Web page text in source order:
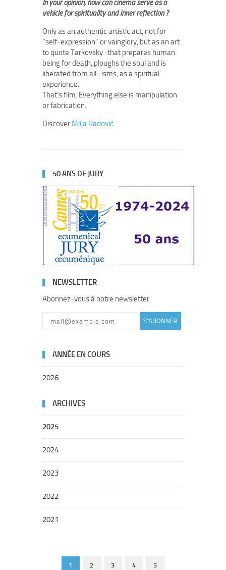
In your opinion, how can cinema serve as a
vehicle for spirituality and inner reflection ?
Only as an authentic artistic act, not for
"self-expression" or vainglory, but as an art
to quote Tarkovsky : that prepares human
being for death, ploughs the soul and is
liberated from all -isms, as a spiritual
experience.
That’s film. Everything else is manipulation
or fabrication.
Discover Milja Radović
50 ANS DE JURY
NEWSLETTER
Abonnez-vous à notre newsletter
S'ABONNER
ANNÉE EN COURS
2026
ARCHIVES
2025
2024
2023
2022
2021
1 2 3 4 5